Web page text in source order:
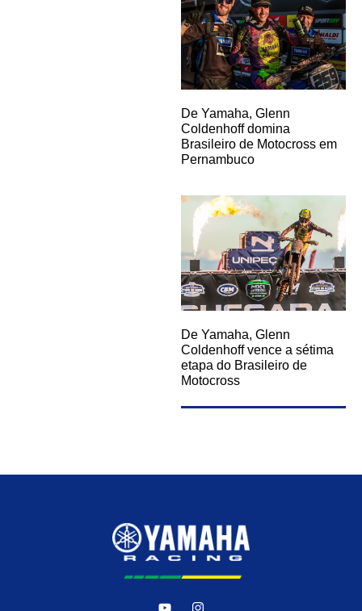
De Yamaha, Glenn
Coldenhoff domina
Brasileiro de Motocross em
Pernambuco
De Yamaha, Glenn
Coldenhoff vence a sétima
etapa do Brasileiro de
Motocross